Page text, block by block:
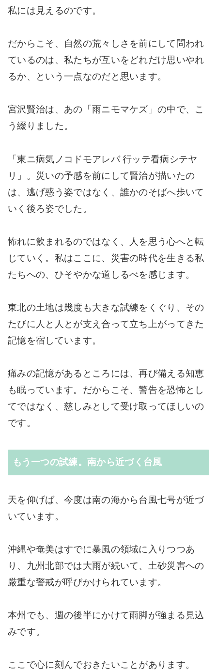
私には見えるのです。
だからこそ、自然の荒々しさを前にして問われ
ているのは、私たちが互いをどれだけ思いやれ
るか、という一点なのだと思います。
宮沢賢治は、あの「雨ニモマケズ」の中で、こ
う綴りました。
「東ニ病気ノコドモアレバ 行ッテ看病シテヤ
リ」。災いの予感を前にして賢治が描いたの
は、逃げ惑う姿ではなく、誰かのそばへ歩いて
いく後ろ姿でした。
怖れに飲まれるのではなく、人を思う心へと転
じていく。私はここに、災害の時代を生きる私
たちへの、ひそやかな道しるべを感じます。
東北の土地は幾度も大きな試練をくぐり、その
たびに人と人とが支え合って立ち上がってきた
記憶を宿しています。
痛みの記憶があるところには、再び備える知恵
も眠っています。だからこそ、警告を恐怖とし
てではなく、慈しみとして受け取ってほしいの
です。
もう一つの試練。南から近づく台風
天を仰げば、今度は南の海から台風七号が近づ
いています。
沖縄や奄美はすでに暴風の領域に入りつつあ
り、九州北部では大雨が続いて、土砂災害への
厳重な警戒が呼びかけられています。
本州でも、週の後半にかけて雨脚が強まる見込
みです。
ここで心に刻んでおきたいことがあります。